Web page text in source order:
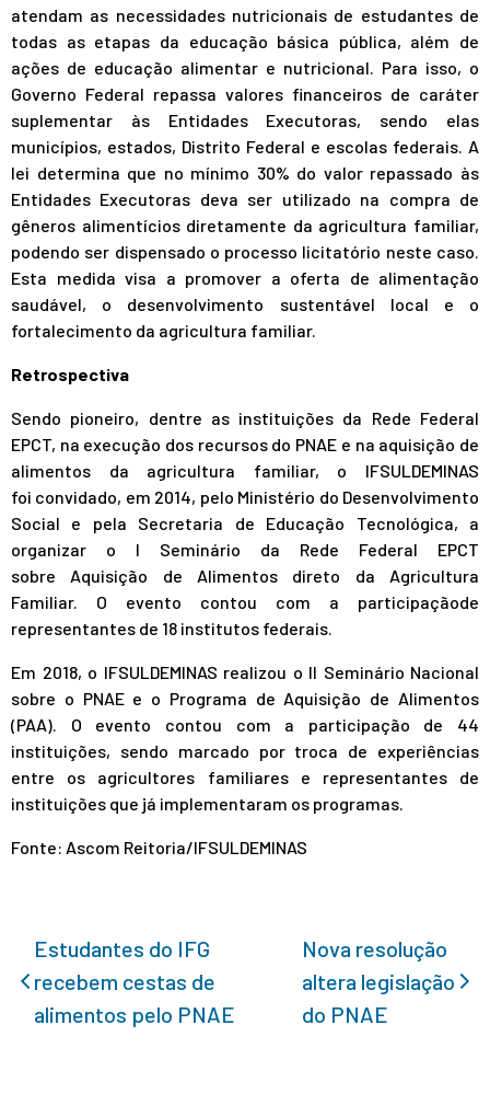
atendam as necessidades nutricionais de estudantes de
todas as etapas da educação básica pública, além de
ações de educação alimentar e nutricional. Para isso, o
Governo Federal repassa valores financeiros de caráter
suplementar às Entidades Executoras, sendo elas
municípios, estados, Distrito Federal e escolas federais. A
lei determina que no mínimo 30% do valor repassado às
Entidades Executoras deva ser utilizado na compra de
gêneros alimentícios diretamente da agricultura familiar,
podendo ser dispensado o processo licitatório neste caso.
Esta medida visa a promover a oferta de alimentação
saudável, o desenvolvimento sustentável local e o
fortalecimento da agricultura familiar.
Retrospectiva
Sendo pioneiro, dentre as instituições da Rede Federal
EPCT, na execução dos recursos do PNAE e na aquisição de
alimentos da agricultura familiar, o IFSULDEMINAS
foi convidado, em 2014, pelo Ministério do Desenvolvimento
Social e pela Secretaria de Educação Tecnológica, a
organizar o I Seminário da Rede Federal EPCT
sobre Aquisição de Alimentos direto da Agricultura
Familiar. O evento contou com a participaçãode
representantes de 18 institutos federais.
Em 2018, o IFSULDEMINAS realizou o II Seminário Nacional
sobre o PNAE e o Programa de Aquisição de Alimentos
(PAA). O evento contou com a participação de 44
instituições, sendo marcado por troca de experiências
entre os agricultores familiares e representantes de
instituições que já implementaram os programas.
Fonte: Ascom Reitoria/IFSULDEMINAS
Estudantes do IFG
recebem cestas de
alimentos pelo PNAE
Nova resolução
altera legislação
do PNAE